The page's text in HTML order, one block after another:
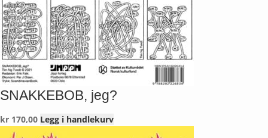
SNAKKEBOB, jeg?
kr 170,00 Legg i handlekurv